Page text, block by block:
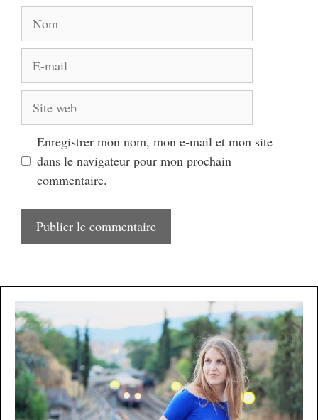
mail
web
Enregistrer mon nom, mon e-mail et mon site
dans le navigateur pour mon prochain
commentaire.